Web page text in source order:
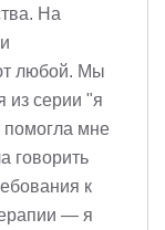
На
любой. Мы
из серии "я
помогла мне
говорить
к
— я